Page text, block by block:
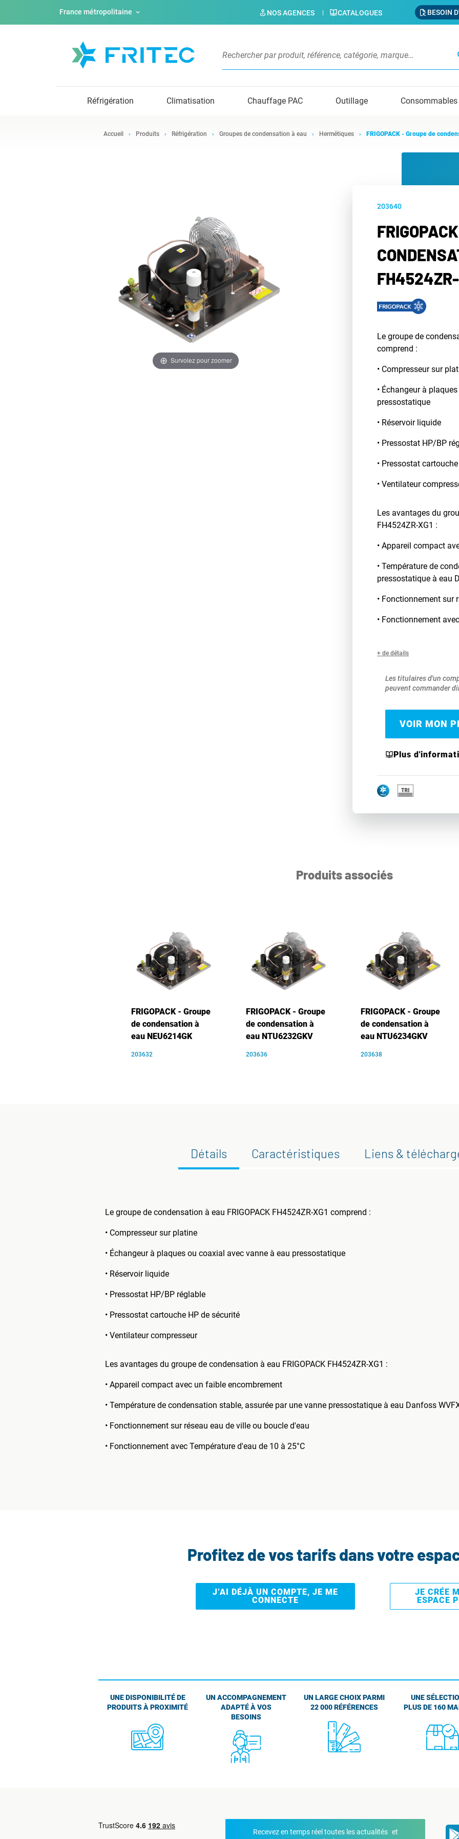
France métropolitaine NOS AGENCES CATALOGUES BESOIN
Réfrigération Climatisation Chauffage PAC Outillage Consommables
Accueil Produits Réfrigération Groupes de condensation à eau Hermétiques FRIGOPACK - Groupe de
Survolez pour zoomer
203640
FH4524ZR-
Le groupe de
comprend :
• Compresseur sur
• Échangeur à
pressostatique
• Réservoir liquide
• Pressostat HP/BP
• Pressostat
• Ventilateur
Les avantages du
FH4524ZR-XG1 :
• Appareil compact
• Température de
pressostatique à eau
• Fonctionnement sur
• Fonctionnement
+ de détails
Les titulaires d'un
peuvent commander
VOIR MON
Plus
Produits associés
FRIGOPACK - Groupe
de condensation à
eau NEU6214GK
203632
FRIGOPACK - Groupe
de condensation à
eau NTU6232GKV
203636
FRIGOPACK - Groupe
de condensation à
eau NTU6234GKV
203638
Détails Caractéristiques Liens &
Le groupe de condensation à eau FRIGOPACK FH4524ZR-XG1 comprend :
• Compresseur sur platine
• Échangeur à plaques ou coaxial avec vanne à eau pressostatique
• Réservoir liquide
• Pressostat HP/BP réglable
• Pressostat cartouche HP de sécurité
• Ventilateur compresseur
Les avantages du groupe de condensation à eau FRIGOPACK FH4524ZR-XG1 :
• Appareil compact avec un faible encombrement
• Température de condensation stable, assurée par une vanne pressostatique à eau Danfoss
• Fonctionnement sur réseau eau de ville ou boucle d'eau
• Fonctionnement avec Température d'eau de 10 à 25°C
Profitez de vos tarifs dans votre
J’AI DÉJÀ UN COMPTE, JE ME
CONNECTE
JE CRÉE
ESPACE
UNE DISPONIBILITÉ DE
PRODUITS À PROXIMITÉ
UN ACCOMPAGNEMENT
ADAPTÉ À VOS
BESOINS
UN LARGE CHOIX PARMI
22 000 RÉFÉRENCES
UNE
PLUS DE 160
Recevez en temps réel toutes les actualités et